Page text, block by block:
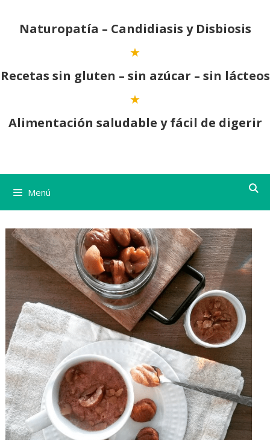
contenido
Naturopatía – Candidiasis y Disbiosis
Recetas sin gluten – sin azúcar – sin lácteos
Alimentación saludable y fácil de digerir
Menú